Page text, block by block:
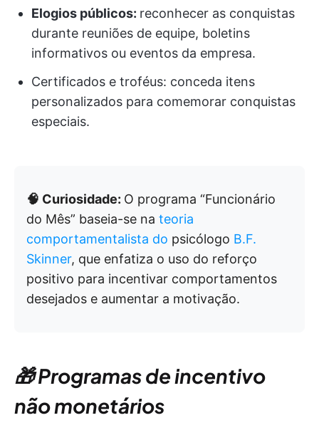
Elogios públicos: reconhecer as conquistas
durante reuniões de equipe, boletins
informativos ou eventos da empresa.
Certificados e troféus: conceda itens
personalizados para comemorar conquistas
especiais.
🧠 Curiosidade: O programa “Funcionário
do Mês” baseia-se na teoria
comportamentalista do psicólogo B.F.
Skinner, que enfatiza o uso do reforço
positivo para incentivar comportamentos
desejados e aumentar a motivação.
🎁 Programas de incentivo
não monetários